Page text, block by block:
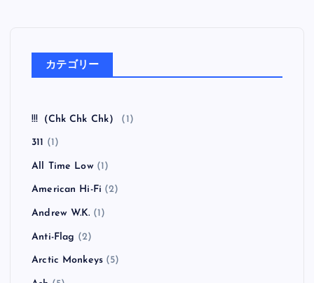
カテゴリー
!!!（Chk Chk Chk） (1)
311 (1)
All Time Low(1)
American Hi-Fi (2)
Andrew W.K. (1)
Anti-Flag (2)
Arctic Monkeys (5)